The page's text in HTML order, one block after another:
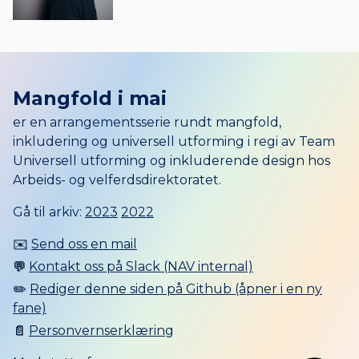
Mangfold i mai
er en arrangementsserie rundt mangfold,
inkludering og universell utforming i regi av Team
Universell utforming og inkluderende design hos
Arbeids- og velferdsdirektoratet.
Gå til arkiv: 2023 2022
✉️ Send oss en mail
💬 Kontakt oss på Slack (NAV internal)
✏️ Rediger denne siden på Github (åpner i en ny
fane)
📄 Personvernserklæring